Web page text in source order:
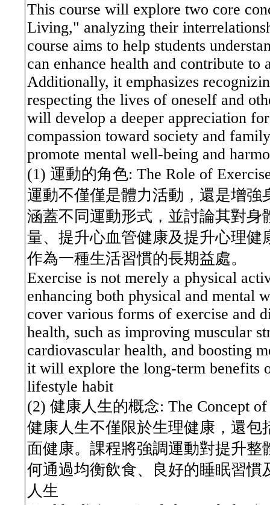
This course will explore two core
Living," analyzing their
course aims to help students
can enhance health and contribute
Additionally, it emphasizes
respecting the lives of oneself and
will develop a deeper appreciation
compassion toward society and
promote mental well-being and
(1) 運動的角色: The Role of
運動不僅僅是體力活動，還是增
涵蓋不同運動形式，並討論其對
量、提升心血管健康及提升心理
作為一種生活習慣的長期益處。
Exercise is not merely a physical
enhancing both physical and mental
cover various forms of exercise and
health, such as improving muscular
cardiovascular health, and boosting
it will explore the long-term benefits
lifestyle habit
(2) 健康人生的概念: The Concept
健康人生不僅限於生理健康，還
面健康。課程將強調運動對提升
何通過均衡飲食、良好的睡眠習
人生